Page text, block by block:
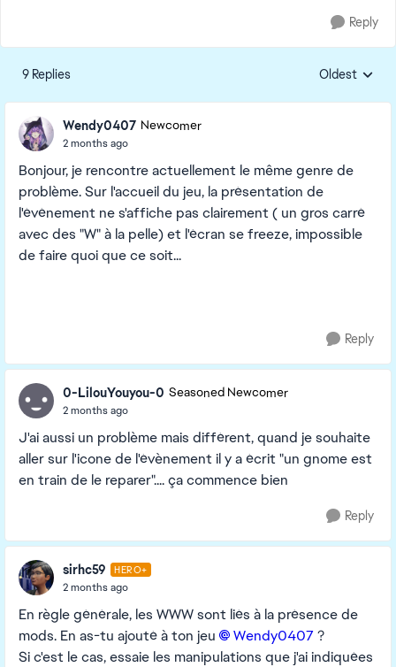
Reply
9 Replies Replies
Oldest
Wendy0407 Newcomer
2 months ago
Bonjour, je rencontre actuellement le même genre de
problème. Sur l'accueil du jeu, la présentation de
l'événement ne s'affiche pas clairement ( un gros carré
avec des "W" à la pelle) et l'écran se freeze, impossible
de faire quoi que ce soit...
Reply
0-LilouYouyou-0 Seasoned Newcomer
2 months ago
J'ai aussi un problème mais différent, quand je souhaite
aller sur l'icone de l'évènement il y a écrit "un gnome est
en train de le reparer".... ça commence bien
Reply
sirhc59 HERO+
2 months ago
En règle générale, les WWW sont liés à la présence de
mods. En as-tu ajouté à ton jeu
Wendy0407​?
Si c'est le cas, essaie les manipulations que j'ai indiquées